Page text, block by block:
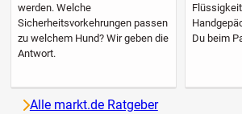
werden. Welche
Sicherheitsvorkehrungen passen
zu welchem Hund? Wir geben die
Antwort.
Du beim
Alle markt.de Ratgeber